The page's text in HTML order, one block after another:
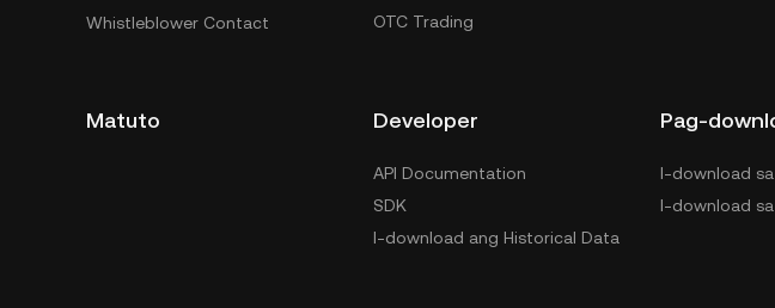
Whistleblower Contact
OTC Trading
Matuto Developer
API Documentation
SDK
I-download ang Historical Data
Pag-
I-download
I-download sa